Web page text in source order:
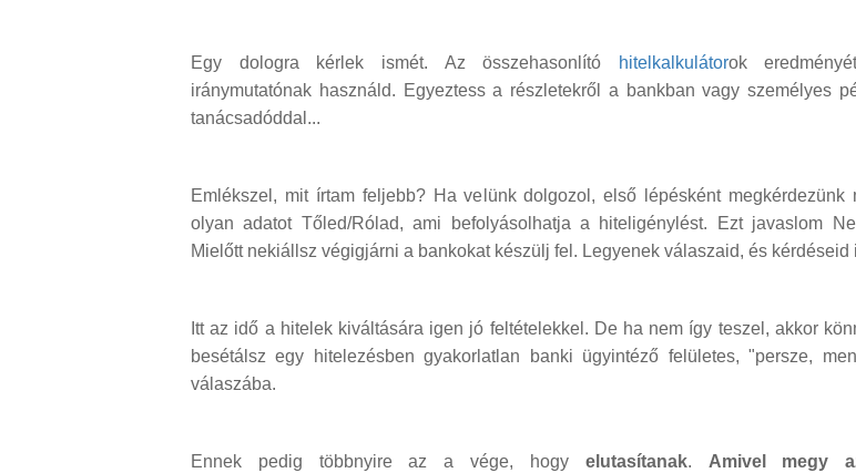
Egy dologra kérlek ismét. Az összehasonlító hitelkalkulátorok
iránymutatónak használd. Egyeztess a részletekről a bankban vagy személyes
tanácsadóddal...
Emlékszel, mit írtam feljebb? Ha velünk dolgozol, első lépésként megkérdezünk
olyan adatot Tőled/Rólad, ami befolyásolhatja a hiteligénylést. Ezt javaslom
Mielőtt nekiállsz végigjárni a bankokat készülj fel. Legyenek válaszaid, és kérdéseid
Itt az idő a hitelek kiváltására igen jó feltételekkel. De ha nem így teszel, akkor
besétálsz egy hitelezésben gyakorlatlan banki ügyintéző felületes, "persze,
válaszába.
Ennek pedig többnyire az a vége, hogy elutasítanak. Amivel megy